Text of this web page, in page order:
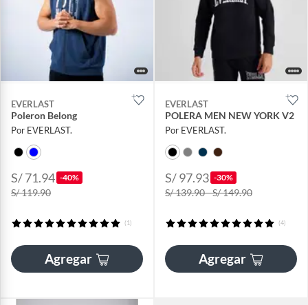
EVERLAST
Poleron Belong
Por EVERLAST.
S/ 71.94 -40%
S/ 119.90
(1)
Agregar
EVERLAST
POLERA MEN NEW YORK V2
Por EVERLAST.
S/ 97.93 -30%
S/ 139.90 - S/ 149.90
(4)
Agregar